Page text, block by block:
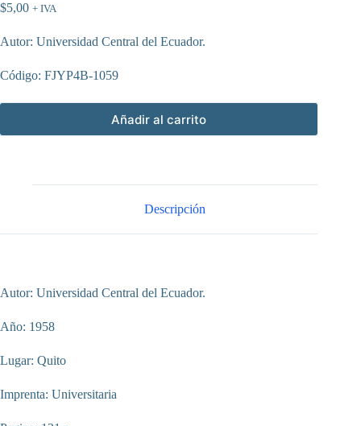
$5,00 + IVA
Autor: Universidad Central del Ecuador.
Código: FJYP4B-1059
Añadir al carrito
Descripción
Autor: Universidad Central del Ecuador.
Año: 1958
Lugar: Quito
Imprenta: Universitaria